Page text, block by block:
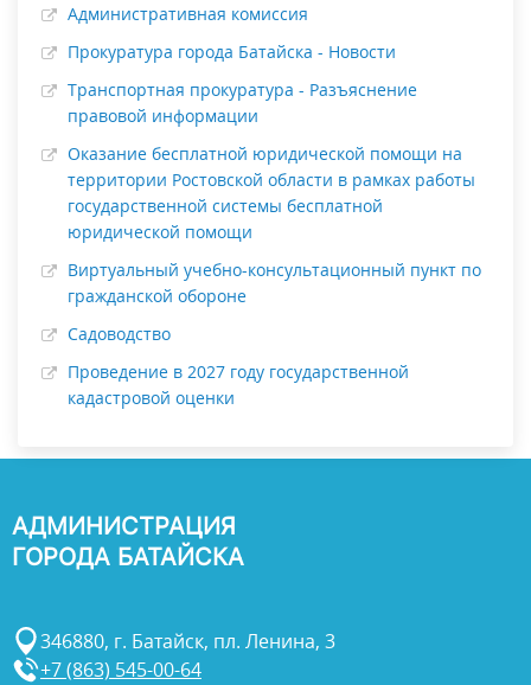
Административная комиссия
Прокуратура города Батайска - Новости
Транспортная прокуратура - Разъяснение
правовой информации
Оказание бесплатной юридической помощи на
территории Ростовской области в рамках работы
государственной системы бесплатной
юридической помощи
Виртуальный учебно-консультационный пункт по
гражданской обороне
Садоводство
Проведение в 2027 году государственной
кадастровой оценки
АДМИНИСТРАЦИЯ
ГОРОДА БАТАЙСКА
346880, г. Батайск, пл. Ленина, 3
+7 (863) 545-00-64